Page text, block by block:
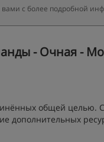
вами с более подробной
- Очная -
общей целью.
дополнительных